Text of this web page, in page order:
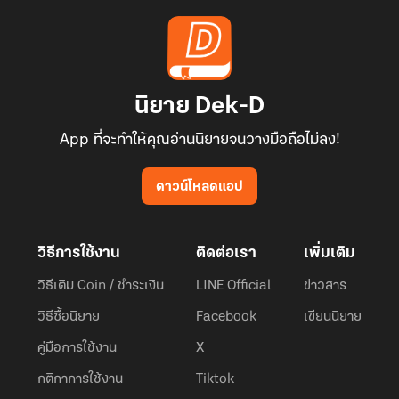
นิยาย Dek-D
App ที่จะทำให้คุณอ่านนิยายจนวางมือถือไม่ลง!
ดาวน์โหลดแอป
วิธีการใช้งาน
วิธีเติม Coin / ชำระเงิน
วิธีซื้อนิยาย
คู่มือการใช้งาน
กติกาการใช้งาน
ติดต่อเรา
LINE Official
Facebook
X
Tiktok
เพิ่มเติม
ข่าวสาร
เขียนนิยาย